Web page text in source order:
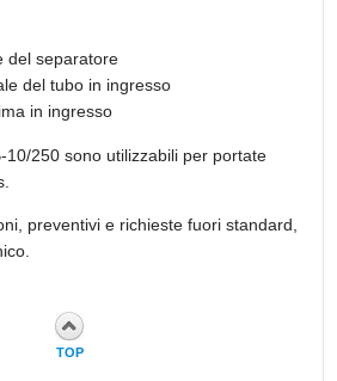
del separatore
del tubo in ingresso
in ingresso
10/250 sono utilizzabili per portate
preventivi e richieste fuori standard,
TOP